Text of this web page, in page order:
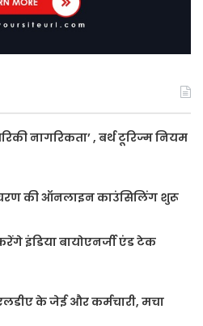
नागरिकता’ , बर्थ टूरिज्म नियम
की ऑनलाइन काउंसिलिंग शुरू
इंडिया बायोएनर्जी एंड टेक
के जेई और कर्मचारी, मचा